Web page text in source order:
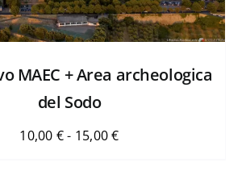
MAEC + Area archeologica
del Sodo
10,00 €- 15,00€Fascia